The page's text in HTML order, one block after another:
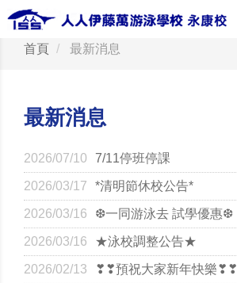
首頁 最新消息
最新消息
2026/07/10 7/11停班停課
2026/03/17 *清明節休校公告*
2026/03/16 ❆一同游泳去 試學優惠❆
2026/03/16 ★泳校調整公告★
2026/02/13 ❣❣預祝大家新年快樂❣❣